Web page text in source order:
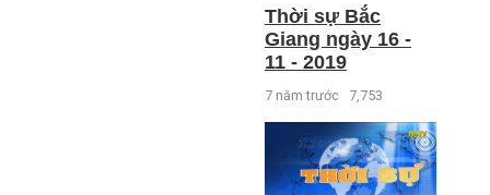
Thời sự Bắc
Giang ngày 16 -
11 - 2019
7 năm trước 7,753